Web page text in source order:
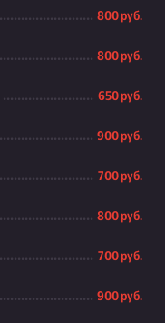
800 руб.
800 руб.
650 руб.
900 руб.
700 руб.
800 руб.
700 руб.
900 руб.